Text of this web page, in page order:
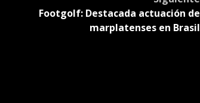
Footgolf: Destacada actuación de
marplatenses en Brasil